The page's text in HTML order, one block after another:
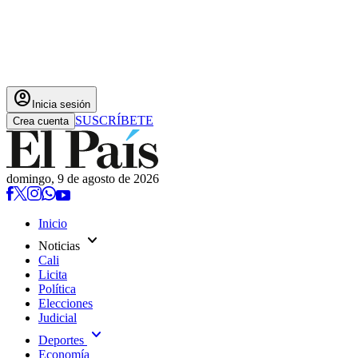
account_circle Inicia sesión
Crea cuenta SUSCRÍBETE
domingo, 9 de agosto de 2026
Inicio
Noticias expand_more
Cali
Licita
Política
Elecciones
Judicial
Deportes expand_more
Economía